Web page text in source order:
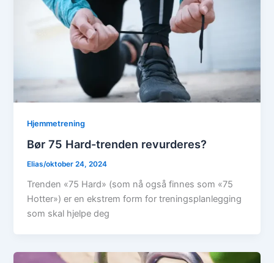
Hjemmetrening
Bør 75 Hard-trenden revurderes?
Elias/oktober 24, 2024
Trenden «75 Hard» (som nå også finnes som «75
Hotter») er en ekstrem form for treningsplanlegging
som skal hjelpe deg